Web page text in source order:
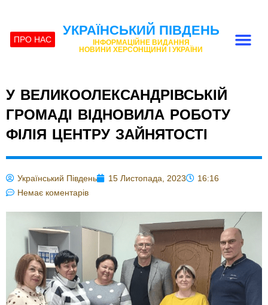
ПРО НАС
УКРАЇНСЬКИЙ ПІВДЕНЬ
ІНФОРМАЦІЙНЕ ВИДАННЯ
НОВИНИ ХЕРСОНЩИНИ І УКРАЇНИ
У ВЕЛИКООЛЕКСАНДРІВСЬКІЙ
ГРОМАДІ ВІДНОВИЛА РОБОТУ
ФІЛІЯ ЦЕНТРУ ЗАЙНЯТОСТІ
Український Південь 15 Листопада, 2023
16:16
Немає коментарів